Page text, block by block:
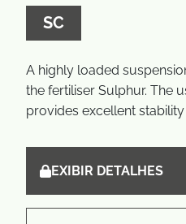
SC
A highly loaded
the fertiliser Sulphur. The
provides excellent
EXIBIR DETALHES